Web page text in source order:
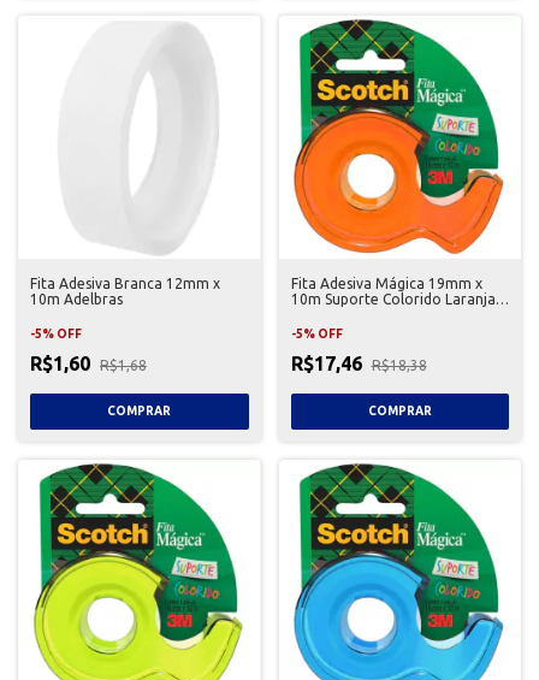
Fita Adesiva Branca 12mm x
10m Adelbras
-5% OFF
R$1,60 R$1,68
Fita Adesiva Mágica 19mm x
10m Suporte Colorido Laranja
-5% OFF
R$17,46 R$18,38